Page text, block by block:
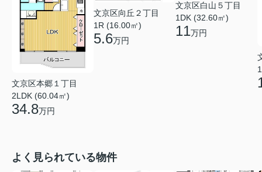
文京区本郷１丁目
2LDK (60.04㎡)
34.8万円
文京区向丘２丁目
1R (16.00㎡)
5.6万円
文京区白山５丁目
1DK (32.60㎡)
11万円
よく見られている物件